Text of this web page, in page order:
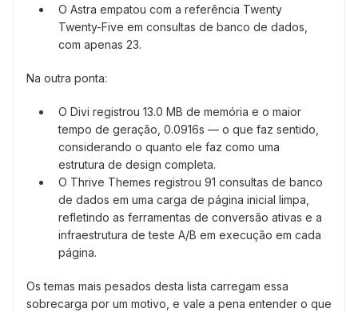
O Astra empatou com a referência Twenty
Twenty-Five em consultas de banco de dados,
com apenas 23.
Na outra ponta:
O Divi registrou 13.0 MB de memória e o maior
tempo de geração, 0.0916s — o que faz sentido,
considerando o quanto ele faz como uma
estrutura de design completa.
O Thrive Themes registrou 91 consultas de banco
de dados em uma carga de página inicial limpa,
refletindo as ferramentas de conversão ativas e a
infraestrutura de teste A/B em execução em cada
página.
Os temas mais pesados desta lista carregam essa
sobrecarga por um motivo, e vale a pena entender o que